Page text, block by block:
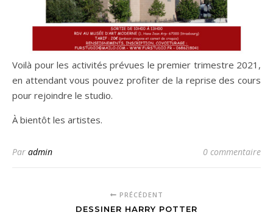
Voilà pour les activités prévues le premier trimestre 2021,
en attendant vous pouvez profiter de la reprise des cours
pour rejoindre le studio.
À bientôt les artistes.
Par admin 0 commentaire
PRÉCÉDENT
DESSINER HARRY POTTER